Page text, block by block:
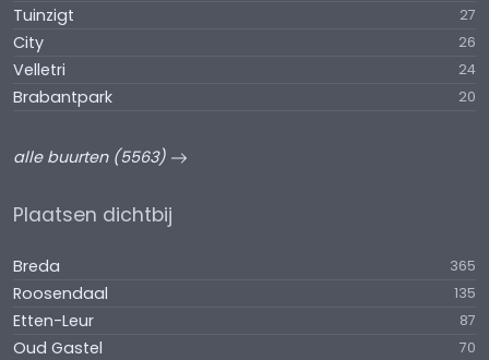
Tuinzigt 27
City 26
Velletri 24
Brabantpark 20
alle buurten (5563)
Plaatsen dichtbij
Breda 365
Roosendaal 135
Etten-Leur 87
Oud Gastel 70